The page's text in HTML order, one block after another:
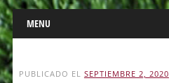
Main menu
Skip
to
content
MENU
PUBLICADO EL SEPTIEMBRE 2, 2020